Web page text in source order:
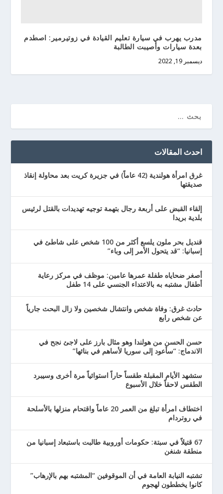
مدرب يهرب في سيارة تعليم القيادة في زوتيرمير: اصطدم
بعدة سيارات وأصيبت الطالبة
ديسمبر 19, 2022
احدث المقالات
غرق امرأة هولندية (42 عاماً) في جزيرة كريت بعد محاولة إنقاذ
صديقتها
إلقاء القبض على أربعة رجال بتهمة توجيه تهديدات بالقتل لرئيس
بلدية بريدا
قنديل بحر ملون يلسع أكثر من 100 شخص على شاطئ في
إسبانيا: “قد يتحول الأمر إلى وباء”
أصغر ضحاياه طفلة عمرها عامين: موظف في مركز رعاية
أطفال مشتبه به بالاعتداء الجنسي على 14 طفل
حادث غرق: وفاة شخص وانتشال شخصين ولا زال البحث جارياً
عن شخص رابع
حسن الحسن من هولندا وهو مثال بارز على لاجئ نجح في
الاندماج: “سأعود إلى سوريا لأساهم في بنائها”
ستشهد الأيام المقبلة طقساً حاراً استوائياً مرة أخرى وسيبرد
الطقس لاحقاً خلال الأسبوع
اختطاف امرأة تبلغ من العمر 20 عاماً واقتحام منزلها بالأسلحة
في روتردام
67 قتيلاً في سبتة: حكومات أوروبية طالبت باستبعاد إسبانيا من
منطقة شنغن
تشتبه النيابة العامة في أن الموقوفين “المشتبه بهم بالإرهاب”
كانوا يخططون لهجوم